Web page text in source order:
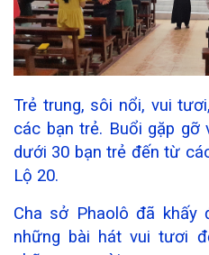
Trẻ trung, sôi nổi, vui
các bạn trẻ. Buổi gặp
dưới 30 bạn trẻ đến từ
Lộ 20.
Cha sở Phaolô đã khấy
những bài hát vui tươi